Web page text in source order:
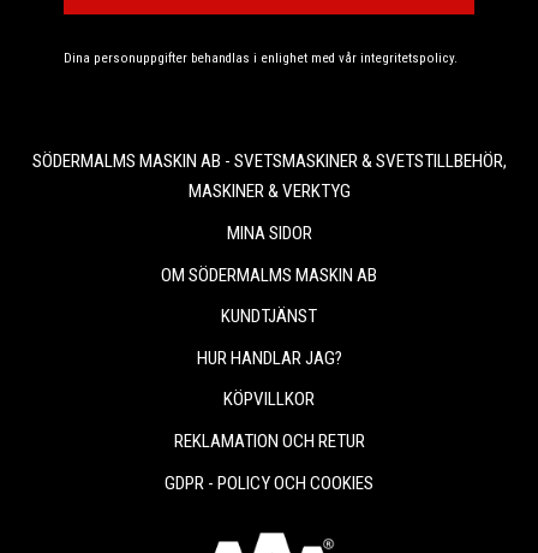
Dina personuppgifter behandlas i enlighet med vår integritetspolicy.
SÖDERMALMS MASKIN AB - SVETSMASKINER & SVETSTILLBEHÖR,
MASKINER & VERKTYG
MINA SIDOR
OM SÖDERMALMS MASKIN AB
KUNDTJÄNST
HUR HANDLAR JAG?
KÖPVILLKOR
REKLAMATION OCH RETUR
GDPR - POLICY OCH COOKIES